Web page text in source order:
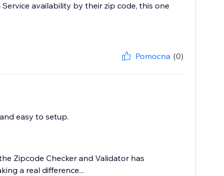
availability by their zip code, this one
Pomocna (0)
easy to setup.
Zipcode Checker and Validator has
a real difference...